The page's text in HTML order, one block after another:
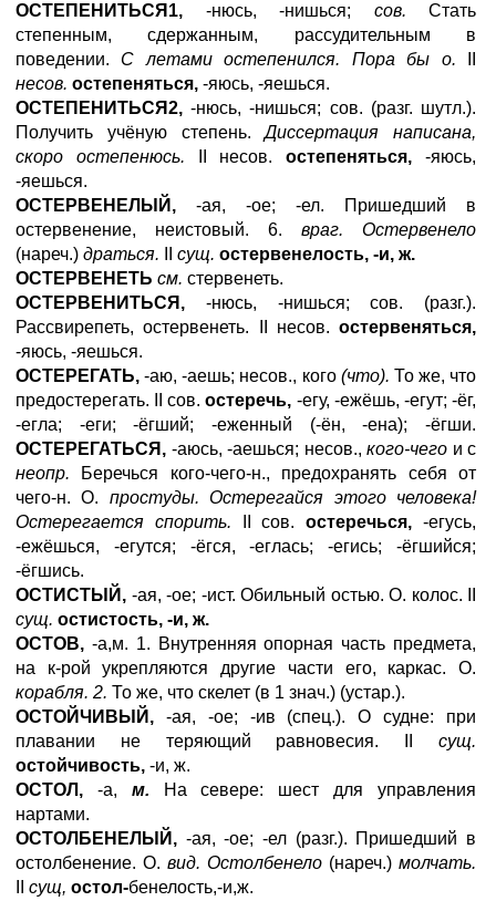
ОСТЕПЕНИТЬСЯ1, -нюсь, -нишься; сов. Стать
степенным, сдержанным, рассудительным в
поведении. С летами остепенился. Пора бы о.
несов. остепеняться, -яюсь, -яешься.
ОСТЕПЕНИТЬСЯ2, -нюсь, -нишься; сов. (разг. шутл.).
Получить учёную степень.Диссертация написана,
скоро остепенюсь.
II несов. остепеняться, -яюсь,
-яешься.
ОСТЕРВЕНЕЛЫЙ, -ая, -ое; -ел. Пришедший в
остервенение, неистовый. 6. враг. Остервенело
(нареч.) драться. сущ. остервенелость, -и, ж.
ОСТЕРВЕНЕТЬ см. стервенеть.
ОСТЕРВЕНИТЬСЯ, -нюсь, -нишься; сов. (разг.).
Рассвирепеть, остервенеть. II несов. остервеняться,
-яюсь, -яешься.
ОСТЕРЕГАТЬ, -аю, -аешь; несов., кого (что). То же, что
предостерегать. II сов. остеречь, -егу, -ежёшь, -егут; -ёг,
-егла; -eги; -ёгший; -еженный (-ён, -ена); -ёгши.
ОСТЕРЕГАТЬСЯ, -аюсь, -аешься; несов., кого-чего и с
неопр. Беречься кого-чего-н., предохранять себя от
чего-н. О. простуды. Остерегайся этого человека!
Остерегается спорить. II сов. остеречься, -егусь,
-ежёшься, -егутся; -ёгся, -еглась; -егись; -ёгшийся;
-ёгшись.
ОСТИСТЫЙ, -ая, -ое; -ист. Обильный остью. О. колос. II
сущ. остистость, -и, ж.
ОСТОВ, -а,м. 1. Внутренняя опорная часть предмета,
на к-рой укрепляются другие части его, каркас. О.
корабля. 2. То же, что скелет (в 1 знач.) (устар.).
ОСТОЙЧИВЫЙ, -ая, -ое; -ив (спец.). О судне: при
плавании не теряющий равновесия. II сущ.
остойчивость, -и, ж.
ОСТОЛ, -а, м. На севере: шест для управления
нартами.
ОСТОЛБЕНЕЛЫЙ, -ая, -ое; -ел (разг.). Пришедший в
остолбенение. О. вид. Остолбенело (нареч.) молчать.
сущ, остол-бенелость,-и,ж.